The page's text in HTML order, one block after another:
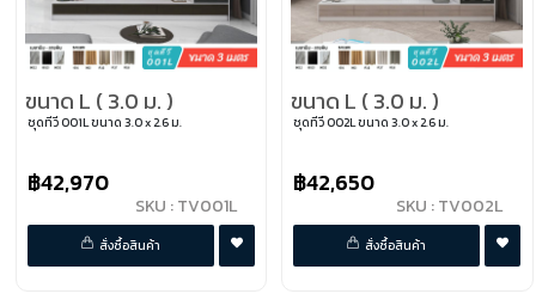
ขนาด L ( 3.0 ม. )
ชุดทีวี 001L ขนาด 3.0 x 2.6 ม.
฿42,970
SKU : TV001L
พรีออเดอร์
สั่งซื้อสินค้า
ขนาด L ( 3.0 ม. )
ชุดทีวี 002L ขนาด 3.0 x 2.6 ม.
฿42,650
SKU : TV002L
พรีออเดอร์
สั่งซื้อสินค้า